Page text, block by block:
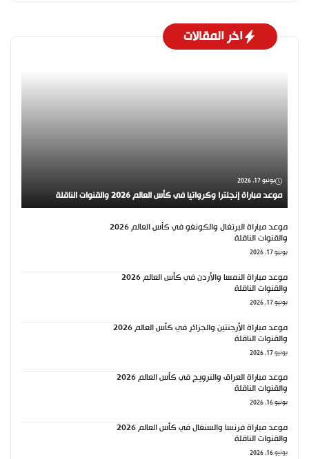
اخر المقالات
يونيو 17, 2026
موعد مباراة إنجلترا وكرواتيا في كأس العالم 2026 والقنوات الناقلة
موعد مباراة البرتغال والكونغو في كأس العالم 2026
والقنوات الناقلة
يونيو 17, 2026
موعد مباراة النمسا والأردن في كأس العالم 2026
والقنوات الناقلة
يونيو 17, 2026
موعد مباراة الأرجنتين والجزائر في كأس العالم 2026
والقنوات الناقلة
يونيو 17, 2026
موعد مباراة العراق والنرويج في كأس العالم 2026
والقنوات الناقلة
يونيو 16, 2026
موعد مباراة فرنسا والسنغال في كأس العالم 2026
والقنوات الناقلة
يونيو 16, 2026